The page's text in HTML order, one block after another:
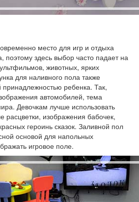
место для игр и отдыха
поэтому здесь выбор часто падает на
животных, ярких
для наливного пола также
ребенка. Так,
автомобилей, тема
Девочкам лучше использовать
изображения бабочек,
героинь сказок. Заливной пол
основой для напольных
игровое поле.